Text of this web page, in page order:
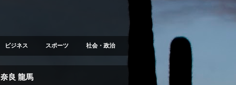
ビジネス スポーツ 社会・政治
奈良 龍馬